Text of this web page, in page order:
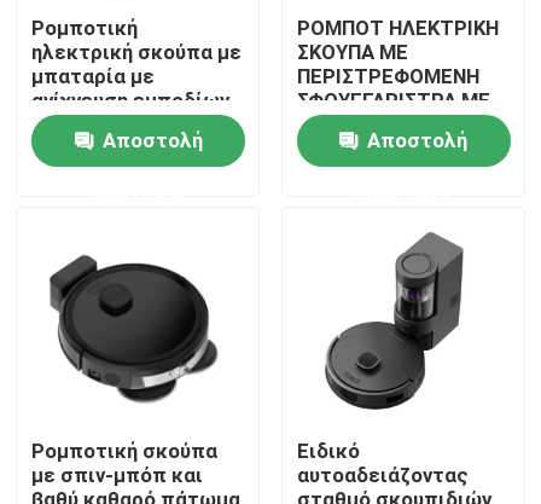
σπίτι
βίντεο
Ρομποτική
ηλεκτρική σκούπα με
μπαταρία με
ανίχνευση εμποδίων
Αποστολή
ΡΟΜΠΟΤ ΗΛΕΚΤΡΙΚΗ
ΣΚΟΥΠΑ ΜΕ
ΠΕΡΙΣΤΡΕΦΟΜΕΝΗ
ΣΦΟΥΓΓΑΡΙΣΤΡΑ ΜΕ
ΑΥΤΟΚΑΘΑΡΙΣΜΟ ΚΑΙ
ΣΤΕΓΝΩΜΑ ΜΕ
ΖΕΣΤΟ ΑΕΡΑ
Αποστολή
Ρομποτική σκούπα
με σπιν-μπόπ και
Ειδικό
αυτοαδειάζοντας